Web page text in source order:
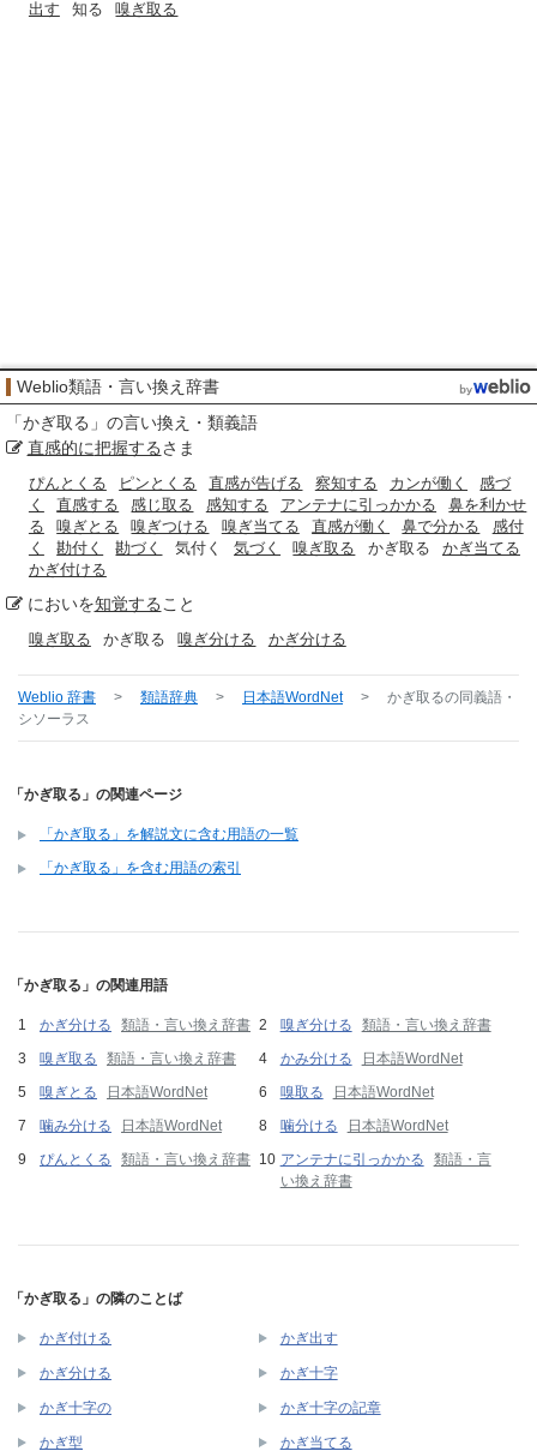
出す
知る 嗅ぎ取る
Weblio類語・言い換え辞書
「かぎ取る 」の言い換え・類義語
直感的に把握するさま
ぴんとくる ピンとくる 直感が告げる 察知する カンが働く
感づ
く
直感する 感じ取る 感知する アンテナに引っかかる
鼻を利かせ
る
嗅ぎとる 嗅ぎつける 嗅ぎ当てる 直感が働く 鼻で分かる
感付
く
勘付く 勘づく 気付く 気づく 嗅ぎ取る かぎ取る
かぎ当てる
かぎ付ける
においを知覚する こと
嗅ぎ取る かぎ取る 嗅ぎ分ける かぎ分ける
Weblio 辞書 > 類語辞典 > 日本語WordNet > かぎ取るの同義語・
シソーラス
「かぎ取る」の関連ページ
「かぎ取る」を解説文に含む用語の一覧
「かぎ取る」を含む用語の索引
「かぎ取る」の関連用語
かぎ分ける 類語・言い換え辞書 嗅ぎ分ける
類語・言い換え辞書
嗅ぎ取る
類語・言い換え辞書 かみ分ける
日本語WordNet
嗅ぎとる
日本語WordNet 嗅取る
日本語WordNet
噛み分ける
日本語WordNet 噛分ける
日本語WordNet
ぴんとくる
類語・言い換え辞書 アンテナに引っかかる
類語・言
い換え辞書
「かぎ取る」の隣のことば
かぎ付ける かぎ出す
かぎ分ける かぎ十字
かぎ十字の かぎ十字の記章
かぎ型 かぎ当てる